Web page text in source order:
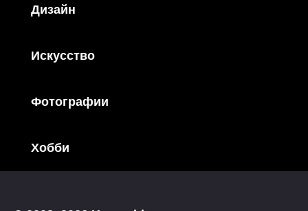
Дизайн
Искусство
Фотографии
Хобби